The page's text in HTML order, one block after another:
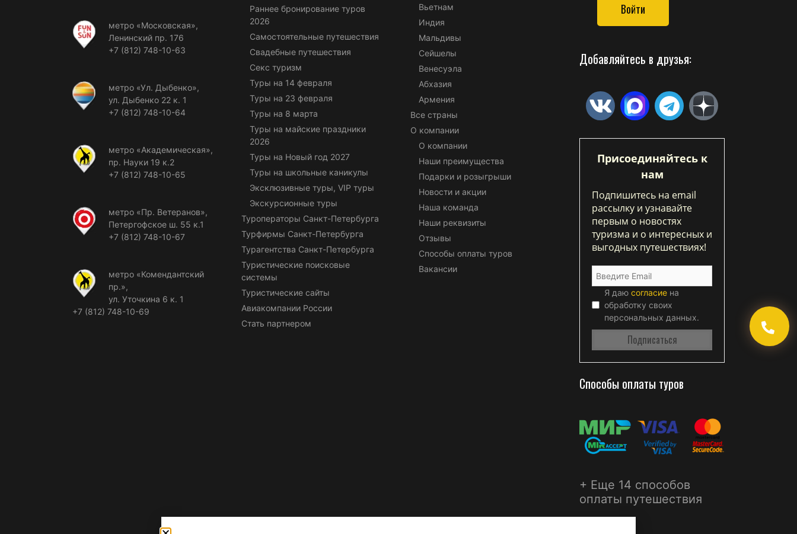
метро «Московская»,
Ленинский пр. 176
+7 (812) 748-10-63
метро «Ул. Дыбенко»,
ул. Дыбенко 22 к. 1
+7 (812) 748-10-64
метро «Академическая»,
пр. Науки 19 к.2
+7 (812) 748-10-65
метро «Пр. Ветеранов»,
Петергофское ш. 55 к.1
+7 (812) 748-10-67
метро «Комендантский
пр.»,
ул. Уточкина 6 к. 1
+7 (812) 748-10-69
Раннее бронирование туров
2026
Самостоятельные путешествия
Свадебные путешествия
Секс туризм
Туры на 14 февраля
Туры на 23 февраля
Туры на 8 марта
Туры на майские праздники
2026
Туры на Новый год 2027
Туры на школьные каникулы
Эксклюзивные туры, VIP туры
Экскурсионные туры
Туроператоры Санкт-Петербурга
Турфирмы Санкт-Петербурга
Турагентства Санкт-Петербурга
Туристические поисковые
системы
Туристические сайты
Авиакомпании России
Стать партнером
Вьетнам
Индия
Мальдивы
Сейшелы
Венесуэла
Абхазия
Армения
Все страны
О компании
О компании
Наши преимущества
Подарки и розыгрыши
Новости и акции
Наша команда
Наши реквизиты
Отзывы
Способы оплаты туров
Вакансии
Войти
Добавляйтесь в друзья:
Присоединяйтесь к
нам
Подпишитесь на email
рассылку и узнавайте
первым о новостях
туризма и о интересных и
выгодных путешествиях!
Я даю согласие на
обработку своих
персональных данных.
Способы оплаты туров
+ Еще 14 способов
оплаты путешествия